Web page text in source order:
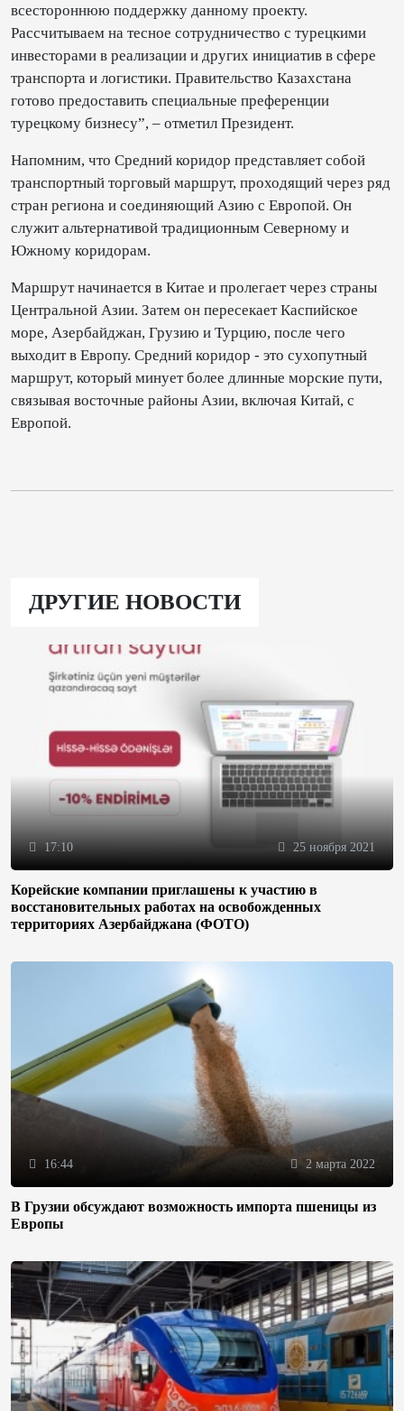
всестороннюю поддержку данному проекту.
Рассчитываем на тесное сотрудничество с турецкими
инвесторами в реализации и других инициатив в сфере
транспорта и логистики. Правительство Казахстана
готово предоставить специальные преференции
турецкому бизнесу”, – отметил Президент.
Напомним, что Средний коридор представляет собой
транспортный торговый маршрут, проходящий через ряд
стран региона и соединяющий Азию с Европой. Он
служит альтернативой традиционным Северному и
Южному коридорам.
Маршрут начинается в Китае и пролегает через страны
Центральной Азии. Затем он пересекает Каспийское
море, Азербайджан, Грузию и Турцию, после чего
выходит в Европу. Средний коридор - это сухопутный
маршрут, который минует более длинные морские пути,
связывая восточные районы Азии, включая Китай, с
Европой.
ДРУГИЕ НОВОСТИ
17:10 25 ноября 2021
Корейские компании приглашены к участию в
восстановительных работах на освобожденных
территориях Азербайджана (ФОТО)
16:44 2 марта 2022
В Грузии обсуждают возможность импорта пшеницы из
Европы